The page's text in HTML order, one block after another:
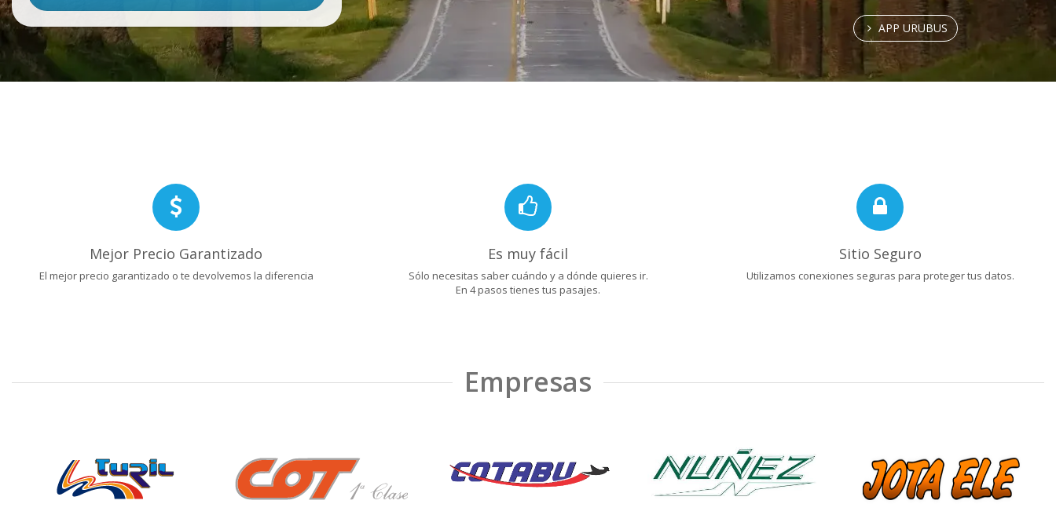
APP URUBUS
Mejor Precio Garantizado
El mejor precio garantizado o te devolvemos la diferencia
Es muy fácil
Sólo necesitas saber cuándo y a dónde quieres ir.
En 4 pasos tienes tus pasajes.
Sitio Seguro
Utilizamos conexiones seguras para proteger tus datos.
Empresas